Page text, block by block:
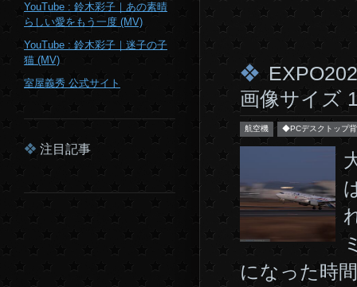
画像サイズ
航空機 ◆PCデスクトップ
になった時
YouTube : 鈴木彩子｜あの素晴
らしい愛をもう一度 (MV)
YouTube : 鈴木彩子｜迷子の子
猫 (MV)
室屋義秀 公式サイト
注目記事